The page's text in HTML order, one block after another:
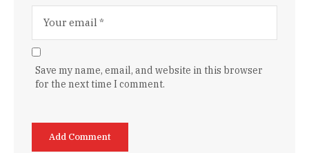
Save my name, email, and website in this browser
for the next time I comment.